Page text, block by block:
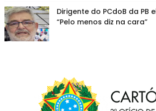
Dirigente do PCdoB da PB
“Pelo menos diz na cara”